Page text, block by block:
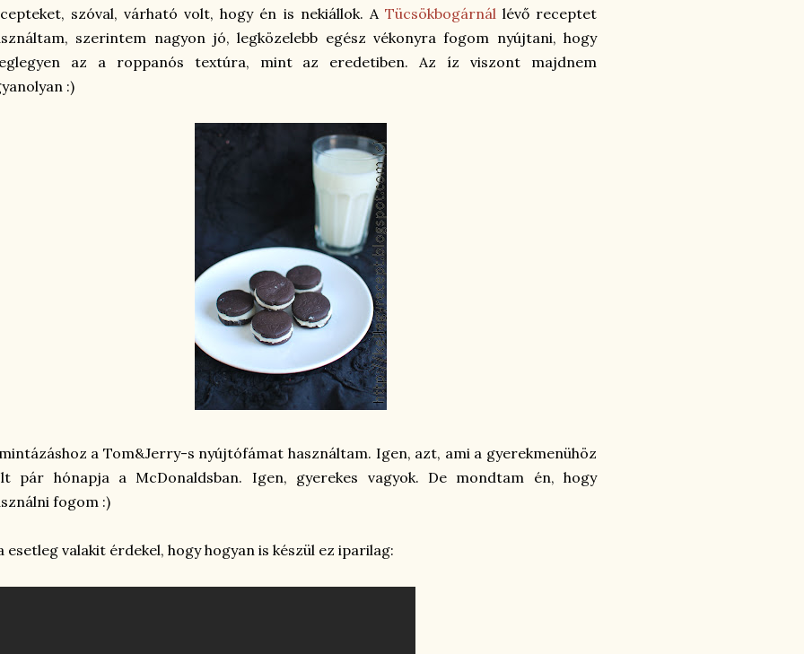
szóval, várható volt, hogy én is nekiállok. A Tücsökbogárnál lévő receptet
szerintem nagyon jó, legközelebb egész vékonyra fogom nyújtani, hogy
az a roppanós textúra, mint az eredetiben. Az íz viszont majdnem
:)
a Tom&Jerry-s nyújtófámat használtam. Igen, azt, ami a gyerekmenühöz
pár hónapja a McDonaldsban. Igen, gyerekes vagyok. De mondtam én, hogy
fogom :)
esetleg valakit érdekel, hogy hogyan is készül ez iparilag: